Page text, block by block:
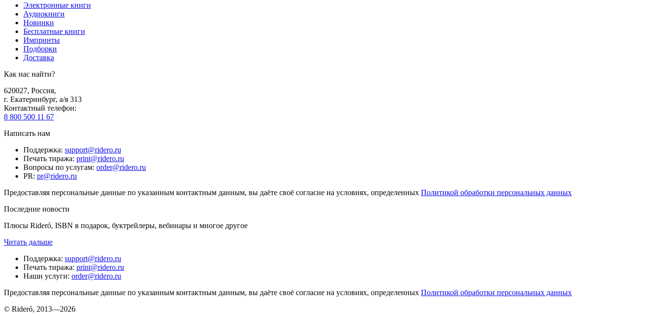
Электронные книги
Аудиокниги
Новинки
Бесплатные книги
Импринты
Подборки
Доставка
Как нас найти?
620027, Россия,
г. Екатеринбург, а/я 313
Контактный телефон:
8 800 500 11 67
Написать нам
Поддержка: support@ridero.ru
Печать тиража: print@ridero.ru
Вопросы по услугам: order@ridero.ru
PR: pr@ridero.ru
Предоставляя персональные данные по указанным контактным данным, вы даёте своё согласие на условиях, определенных Политикой обработки персональных данных
Последние новости
Плюсы Rideró, ISBN в подарок, буктрейлеры, вебинары и многое другое
Читать дальше
Поддержка: support@ridero.ru
Печать тиража: print@ridero.ru
Наши услуги: order@ridero.ru
Предоставляя персональные данные по указанным контактным данным, вы даёте своё согласие на условиях, определенных Политикой обработки персональных данных
© Rideró, 2013—2026